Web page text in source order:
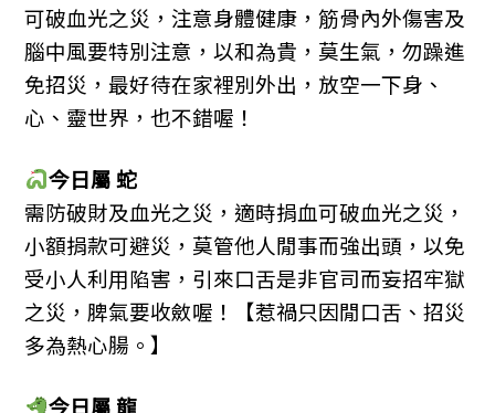
可破血光之災，注意身體健康，筋骨內外傷害及
腦中風要特別注意，以和為貴，莫生氣，勿躁進
免招災，最好待在家裡別外出，放空一下身、
心、靈世界，也不錯喔！
今日屬 蛇
需防破財及血光之災，適時捐血可破血光之災，
小額捐款可避災，莫管他人閒事而強出頭，以免
受小人利用陷害，引來口舌是非官司而妄招牢獄
之災，脾氣要收斂喔！【惹禍只因閒口舌、招災
多為熱心腸。】
今日屬 龍